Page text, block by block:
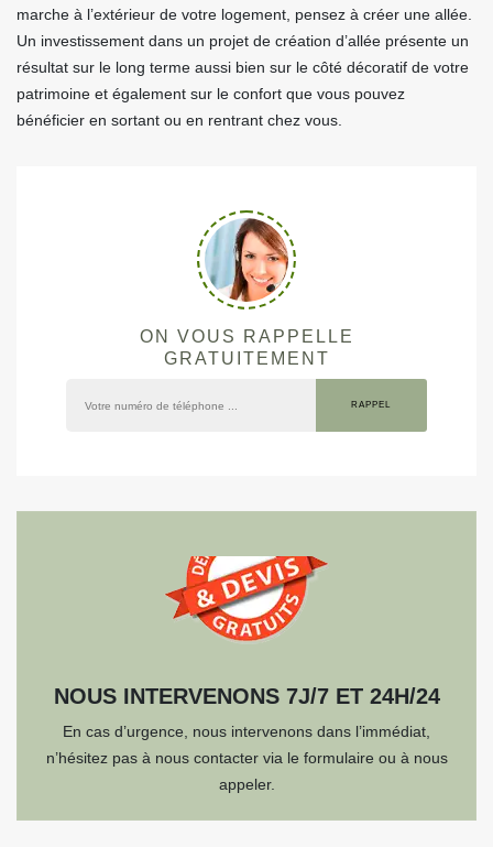
marche à l’extérieur de votre logement, pensez à créer une allée.
Un investissement dans un projet de création d’allée présente un
résultat sur le long terme aussi bien sur le côté décoratif de votre
patrimoine et également sur le confort que vous pouvez
bénéficier en sortant ou en rentrant chez vous.
ON VOUS RAPPELLE
GRATUITEMENT
NOUS INTERVENONS 7J/7 ET 24H/24
En cas d’urgence, nous intervenons dans l’immédiat,
n’hésitez pas à nous contacter via le formulaire ou à nous
appeler.